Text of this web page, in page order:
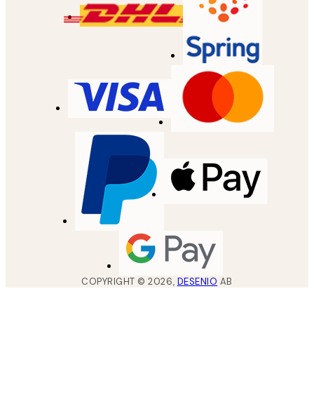
COPYRIGHT ©2026, DESENIO AB